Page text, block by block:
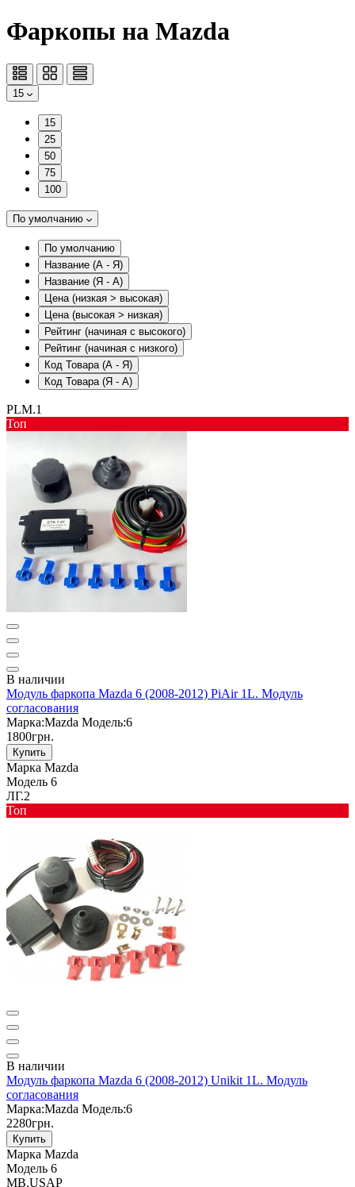
Фаркопы на Mazda
15
15
25
50
75
100
По умолчанию
По умолчанию
Название (А - Я)
Название (Я - А)
Цена (низкая > высокая)
Цена (высокая > низкая)
Рейтинг (начиная с высокого)
Рейтинг (начиная с низкого)
Код Товара (А - Я)
Код Товара (Я - А)
PLM.1
Toп
В наличии
Модуль фаркопа Mazda 6 (2008-2012) PiAir 1L. Модуль
согласования
Марка:Mazda Модель:6
1800грн.
Купить
Марка Mazda
Модель 6
ЛГ.2
Toп
В наличии
Модуль фаркопа Mazda 6 (2008-2012) Unikit 1L. Модуль
согласования
Марка:Mazda Модель:6
2280грн.
Купить
Марка Mazda
Модель 6
MB.USAP